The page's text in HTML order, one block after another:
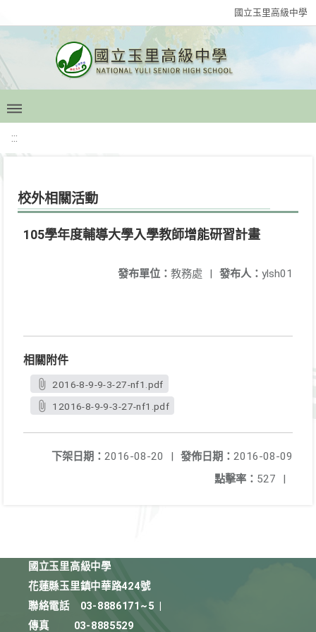
國立玉里高級中學
:::
校外相關活動
105學年度輔導大學入學教師增能研習計畫
發布人： ylsh01
發布單位： 教務處 |
相關附件
2016-8-9-9-3-27-nf1.pdf
12016-8-9-9-3-27-nf1.pdf
發佈日期： 2016-08-09
下架日期： 2016-08-20
|
點擊率： 527 |
國立玉里高級中學
花蓮縣玉里鎮中華路424號
聯絡電話
03-8886171~5
傳真
03-8885529